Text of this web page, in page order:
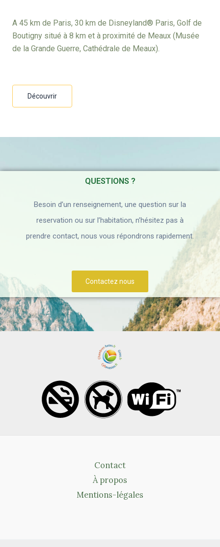
A 45 km de Paris, 30 km de Disneyland® Paris, Golf de
Boutigny situé à 8 km et à proximité de Meaux (Musée
de la Grande Guerre, Cathédrale de Meaux).
Découvrir
QUESTIONS ?
Besoin d’un renseignement, une question sur la
reservation ou sur l’habitation, n’hésitez pas à
prendre contact, nous vous répondrons rapidement.
Contactez nous
Contact
À propos
Mentions-légales